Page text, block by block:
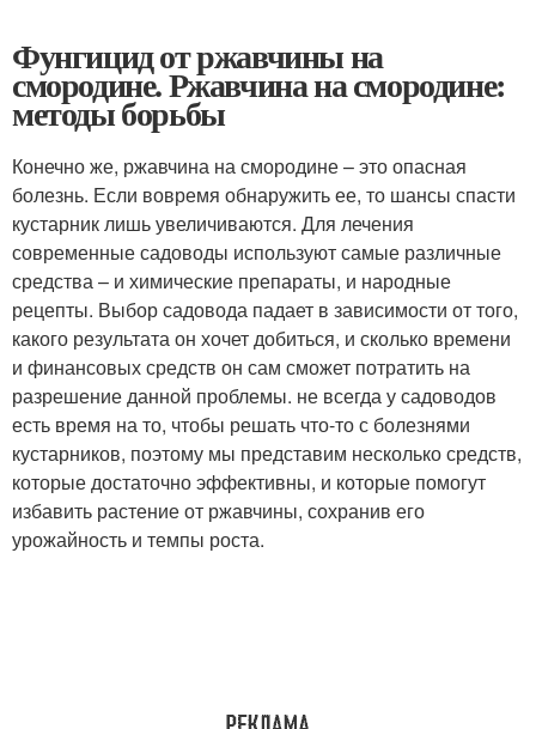
Фунгицид от ржавчины на
смородине. Ржавчина на смородине:
методы борьбы
Конечно же, ржавчина на смородине – это опасная
болезнь. Если вовремя обнаружить ее, то шансы спасти
кустарник лишь увеличиваются. Для лечения
современные садоводы используют самые различные
средства – и химические препараты, и народные
рецепты. Выбор садовода падает в зависимости от того,
какого результата он хочет добиться, и сколько времени
и финансовых средств он сам сможет потратить на
разрешение данной проблемы. не всегда у садоводов
есть время на то, чтобы решать что-то с болезнями
кустарников, поэтому мы представим несколько средств,
которые достаточно эффективны, и которые помогут
избавить растение от ржавчины, сохранив его
урожайность и темпы роста.